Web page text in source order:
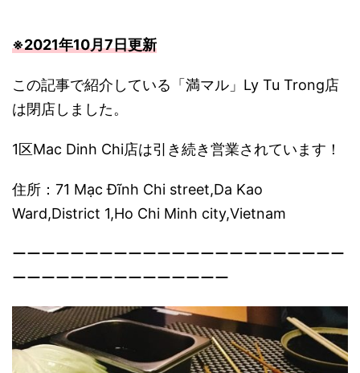
※2021年10月7日更新
この記事で紹介している「満マル」Ly Tu Trong店
は閉店しました。
1区Mac Dinh Chi店は引き続き営業されています！
住所：71 Mạc Đĩnh Chi street,Da Kao
Ward,District 1,Ho Chi Minh city,Vietnam
ーーーーーーーーーーーーーーーーーーーーーーー
ーーーーーーーーーーーーーーー